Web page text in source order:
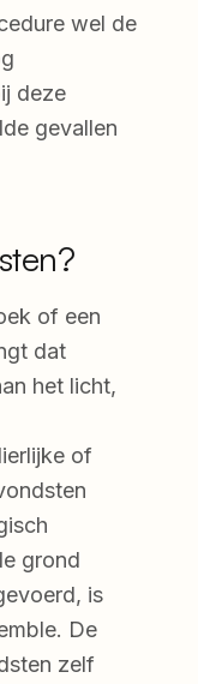
wel de
deze
gevallen
of een
dat
het licht,
of
grond
is
De
zelf